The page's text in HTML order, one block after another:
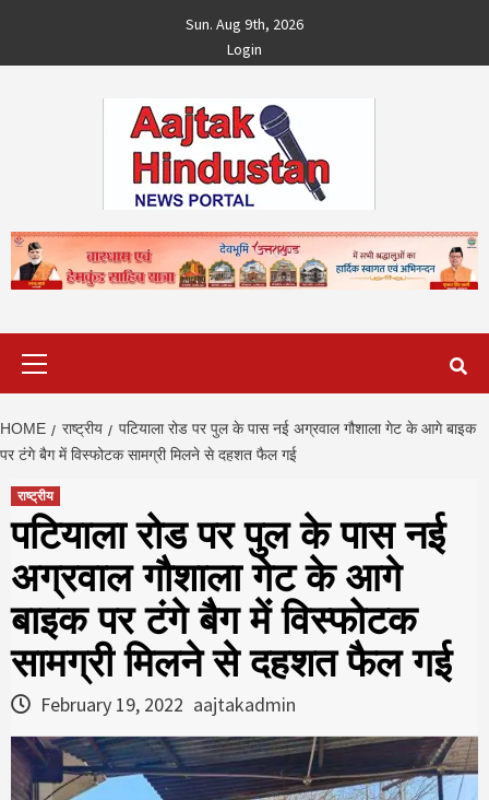
content
Sun. Aug 9th, 2026
Login
HOME राष्ट्रीय
पटियाला रोड पर पुल के पास नई अग्रवाल गौशाला गेट के आगे बाइक
पर टंगे बैग में विस्फोटक सामग्री मिलने से दहशत फैल गई
राष्ट्रीय
पटियाला रोड पर पुल के पास नई
अग्रवाल गौशाला गेट के आगे
बाइक पर टंगे बैग में विस्फोटक
सामग्री मिलने से दहशत फैल गई
February 19, 2022 aajtakadmin